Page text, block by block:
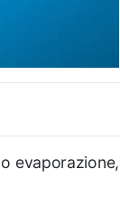
evaporazione,